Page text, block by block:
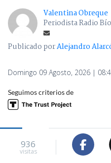
Valentina Obreque
Periodista Radio
Publicado porAlejandro
Domingo 09 Agosto, 2026 |
Seguimos criterios de
936
visitas